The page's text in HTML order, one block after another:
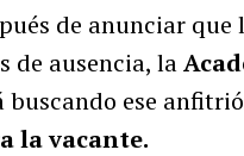
de anunciar que
de ausencia, la
buscando ese
la vacante.